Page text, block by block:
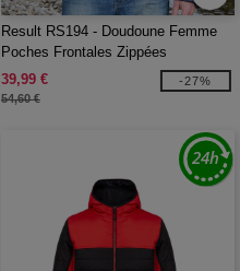
Result RS194 - Doudoune Femme
Poches Frontales Zippées
39,99 €
54,60 €
-27%